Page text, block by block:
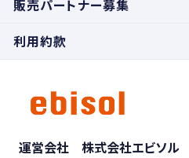
販売パートナー募集
利用約款
運営会社 株式会社エビソル